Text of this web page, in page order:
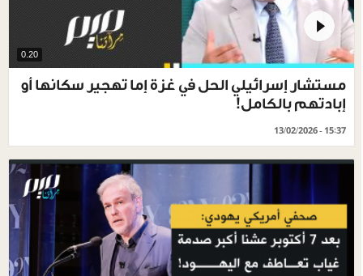
0.20
مستشار إسرائيلي الحل في غزة إما تهجير سكانها أو
إبادتهم بالكامل!
13/02/2026 - 15:37